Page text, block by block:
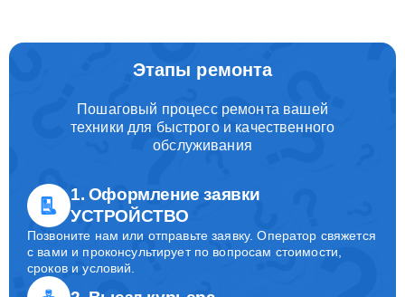
Этапы ремонта
Пошаговый процесс ремонта вашей
техники для быстрого и качественного
обслуживания
1. Оформление заявки
УСТРОЙСТВО
Позвоните нам или отправьте заявку. Оператор свяжется
с вами и проконсультирует по вопросам стоимости,
сроков и условий.